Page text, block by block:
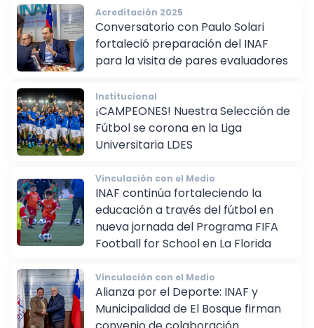
Acreditación 2025
Conversatorio con Paulo Solari
fortaleció preparación del INAF
para la visita de pares evaluadores
Institucional
¡CAMPEONES! Nuestra Selección de
Fútbol se corona en la Liga
Vinculación con el Medio
INAF continúa fortaleciendo la
educación a través del fútbol en
nueva jornada del Programa FIFA
Vinculación con el Medio
Alianza por el Deporte: INAF y
Municipalidad de El Bosque firman